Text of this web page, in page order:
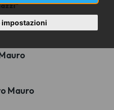
impostazioni
Mauro